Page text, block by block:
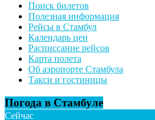
Поиск билетов
Полезная информация
Рейсы в Стамбул
Календарь цен
Расписсание рейсов
Карта полета
Об аэропорте Стамбула
Такси и гостиницы
Погода в Стамбуле
Сейчас